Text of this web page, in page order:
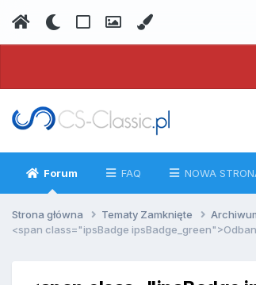
Forum FAQ NOWA
Strona główna Tematy Zamknięte
<span class="ipsBadge